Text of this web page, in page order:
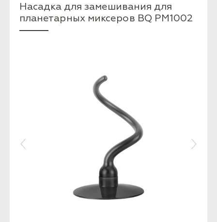
Насадка для замешивания для
планетарных миксеров BQ PM1002